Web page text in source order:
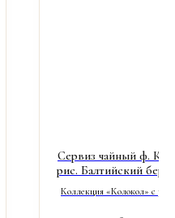
Сервиз чайный ф.
рис. Балтийский
Коллекция «Колокол» с